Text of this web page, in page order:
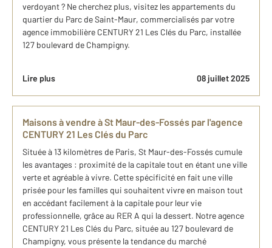
verdoyant ? Ne cherchez plus, visitez les appartements du
quartier du Parc de Saint-Maur, commercialisés par votre
agence immobilière CENTURY 21 Les Clés du Parc, installée
127 boulevard de Champigny.
Lire plus 08 juillet 2025
Maisons à vendre à St Maur-des-Fossés par l'agence
CENTURY 21 Les Clés du Parc
Située à 13 kilomètres de Paris, St Maur-des-Fossés cumule
les avantages : proximité de la capitale tout en étant une ville
verte et agréable à vivre. Cette spécificité en fait une ville
prisée pour les familles qui souhaitent vivre en maison tout
en accédant facilement à la capitale pour leur vie
professionnelle, grâce au RER A qui la dessert. Notre agence
CENTURY 21 Les Clés du Parc, située au 127 boulevard de
Champigny, vous présente la tendance du marché